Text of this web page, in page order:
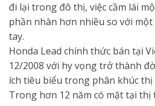
đi lại trong đô thị, việc cầm lái
phần nhàn hơn nhiều so với một
tay.
Honda Lead chính thức bán tại
12/2008 với hy vọng trở thành
ích tiêu biểu trong phân khúc
Trong hơn 12 năm có mặt tại thị